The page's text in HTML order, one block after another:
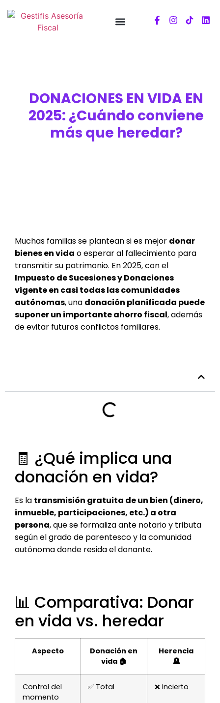
DONACIONES EN VIDA EN
2025: ¿Cuándo conviene
más que heredar?
Muchas familias se plantean si es mejor donar
bienes en vida o esperar al fallecimiento para
transmitir su patrimonio. En 2025, con el
Impuesto de Sucesiones y Donaciones
vigente en casi todas las comunidades
autónomas, una donación planificada puede
suponer un importante ahorro fiscal, además
de evitar futuros conflictos familiares.
🧾 ¿Qué implica una
donación en vida?
Es la transmisión gratuita de un bien (dinero,
inmueble, participaciones, etc.) a otra
persona, que se formaliza ante notario y tributa
según el grado de parentesco y la comunidad
autónoma donde resida el donante.
📊 Comparativa: Donar
en vida vs. heredar
Aspecto
Donación en
vida 🏠
Herencia
🪦
Control del
momento
✅ Total ❌ Incierto